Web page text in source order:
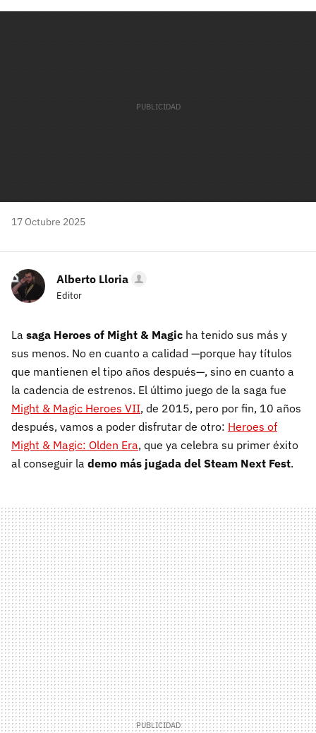
17 Octubre 2025
Alberto Lloria
Editor
La saga Heroes of Might & Magic ha tenido sus más y
sus menos. No en cuanto a calidad —porque hay títulos
que mantienen el tipo años después—, sino en cuanto a
la cadencia de estrenos. El último juego de la saga fue
Might & Magic Heroes VII, de 2015, pero por fin, 10 años
después, vamos a poder disfrutar de otro: Heroes of
Might & Magic: Olden Era, que ya celebra su primer éxito
al conseguir la demo más jugada del Steam Next Fest.